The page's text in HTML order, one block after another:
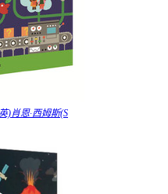
)肖恩·西姆斯(S